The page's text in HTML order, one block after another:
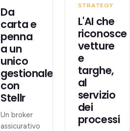
Da
carta e
penna
a un
unico
gestionale,
con
Stellr
Un broker
assicurativo
STRATEGY
L'AI che
riconosce
vetture
e
targhe,
al
servizio
dei
processi